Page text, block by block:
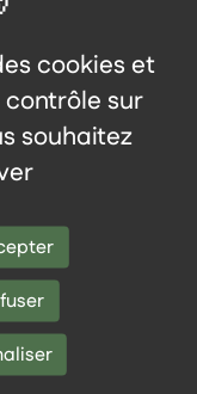
cookies et
sur
souhaitez